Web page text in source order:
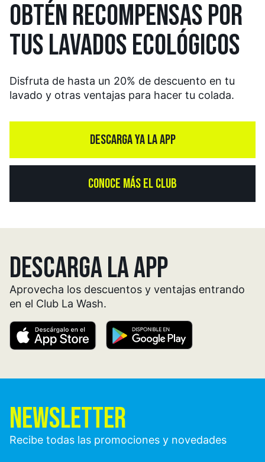
OBTÉN RECOMPENSAS POR
TUS LAVADOS ECOLÓGICOS
Disfruta de hasta un 20% de descuento en tu
lavado y otras ventajas para hacer tu colada.
DESCARGA YA LA APP
CONOCE MÁS EL CLUB
DESCARGA LA APP
Aprovecha los descuentos y ventajas entrando
en el Club La Wash.
NEWSLETTER
Recibe todas las promociones y novedades